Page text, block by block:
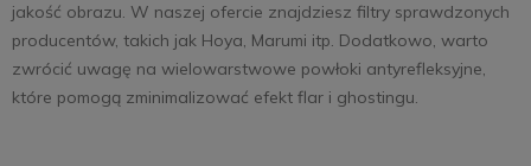
jakość obrazu. W naszej ofercie znajdziesz filtry sprawdzonych
producentów, takich jak Hoya, Marumi itp. Dodatkowo, warto
zwrócić uwagę na wielowarstwowe powłoki antyrefleksyjne,
które pomogą zminimalizować efekt flar i ghostingu.